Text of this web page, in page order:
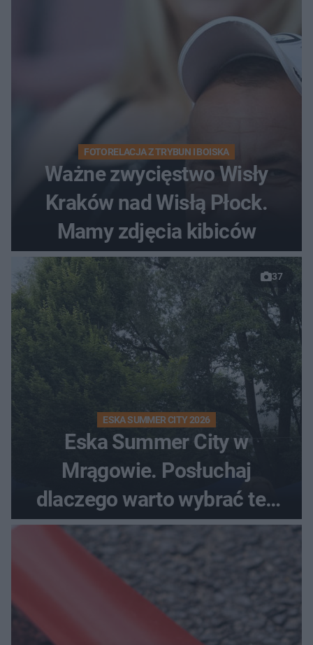
FOTORELACJA Z TRYBUN I BOISKA
Ważne zwycięstwo Wisły
Kraków nad Wisłą Płock.
Mamy zdjęcia kibiców
37
ESKA SUMMER CITY 2026
Eska Summer City w
Mrągowie. Posłuchaj
dlaczego warto wybrać ten
kierunek na urlop!